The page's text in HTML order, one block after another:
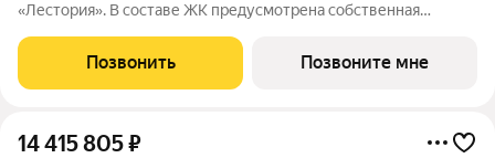
«Лестория». В составе ЖК предусмотрена собственная
подогреваемыми бассейнами, что соответствуют стандартам
бизнес-класса. Аквазона объединяет взрослый и
Позвонить Позвоните мне
14 415 805₽